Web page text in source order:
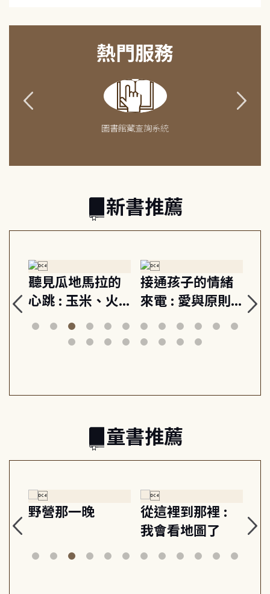
熱門服務
圖書館藏查詢系統
新書推薦
聽見瓜地馬拉的
心跳 : 玉米、火
山與信仰, 外交官
筆下的現代馬雅
接通孩子的情緒
來電 : 愛與原則,
建立教養的安定
節奏 22個行動練
關
童書推薦
野營那一晚
從這裡到那裡 :
我會看地圖了
美